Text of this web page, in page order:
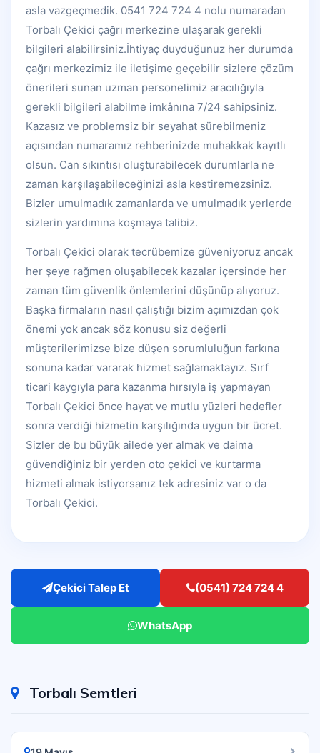
asla vazgeçmedik. 0541 724 724 4 nolu numaradan
Torbalı Çekici çağrı merkezine ulaşarak gerekli
bilgileri alabilirsiniz.İhtiyaç duyduğunuz her durumda
çağrı merkezimiz ile iletişime geçebilir sizlere çözüm
önerileri sunan uzman personelimiz aracılığıyla
gerekli bilgileri alabilme imkânına 7/24 sahipsiniz.
Kazasız ve problemsiz bir seyahat sürebilmeniz
açısından numaramız rehberinizde muhakkak kayıtlı
olsun. Can sıkıntısı oluşturabilecek durumlarla ne
zaman karşılaşabileceğinizi asla kestiremezsiniz.
Bizler umulmadık zamanlarda ve umulmadık yerlerde
sizlerin yardımına koşmaya talibiz.
Torbalı Çekici olarak tecrübemize güveniyoruz ancak
her şeye rağmen oluşabilecek kazalar içersinde her
zaman tüm güvenlik önlemlerini düşünüp alıyoruz.
Başka firmaların nasıl çalıştığı bizim açımızdan çok
önemi yok ancak söz konusu siz değerli
müşterilerimizse bize düşen sorumluluğun farkına
sonuna kadar vararak hizmet sağlamaktayız. Sırf
ticari kaygıyla para kazanma hırsıyla iş yapmayan
Torbalı Çekici önce hayat ve mutlu yüzleri hedefler
sonra verdiği hizmetin karşılığında uygun bir ücret.
Sizler de bu büyük ailede yer almak ve daima
güvendiğiniz bir yerden oto çekici ve kurtarma
hizmeti almak istiyorsanız tek adresiniz var o da
Torbalı Çekici.
Çekici Talep Et (0541) 724 724 4
WhatsApp
Torbalı Semtleri